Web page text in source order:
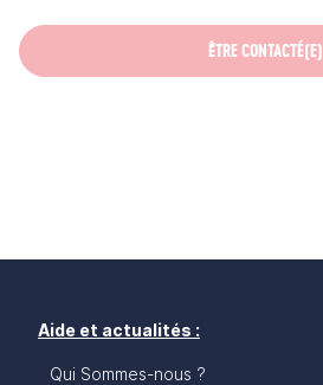
ÊTRE CONTACTÉ(E)
Aide et actualités :
Qui Sommes-nous ?